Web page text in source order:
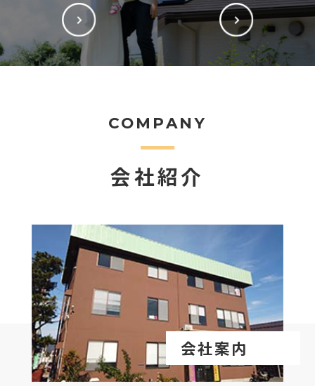
COMPANY
会社紹介
会社案内